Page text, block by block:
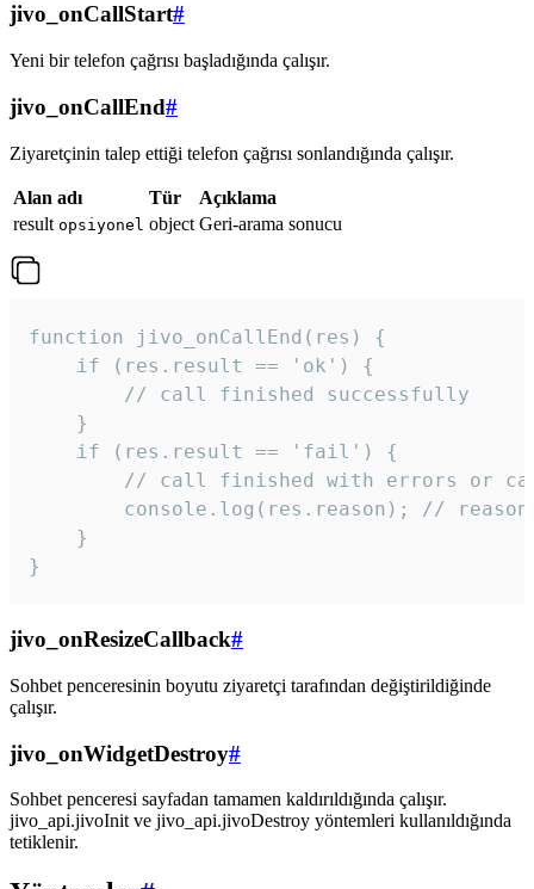
jivo_onCallStart#
Yeni bir telefon çağrısı başladığında çalışır.
jivo_onCallEnd#
Ziyaretçinin talep ettiği telefon çağrısı sonlandığında çalışır.
Alan adı Tür
Açıklama
result opsiyonel object Geri-arama sonucu
function jivo_onCallEnd(res) {
    if (res.result == 'ok') {
        // call finished successfully
    }
    if (res.result == 'fail') {
// call finished with errors or
console.log(res.reason); //
    }
}
jivo_onResizeCallback#
Sohbet penceresinin boyutu ziyaretçi tarafından değiştirildiğinde
çalışır.
jivo_onWidgetDestroy#
Sohbet penceresi sayfadan tamamen kaldırıldığında çalışır.
jivo_api.jivoInit ve jivo_api.jivoDestroy yöntemleri kullanıldığında
tetiklenir.